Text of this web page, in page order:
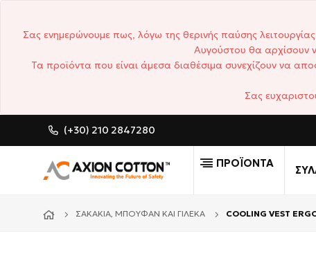
Σας ενημερώνουμε πως, λόγω της θερινής παύσης
Αυγούστου θα αρχίσουν
Τα προϊόντα που είναι άμεσα διαθέσιμα συνεχίζουν να
Σας
(+30) 210 2847280 CUSTOM MADE
ΠΡΟΪΟΝΤΑ
ΣΑΚΆΚΙΑ, ΜΠΟΥΦΆΝ ΚΑΙ ΓΙΛΈΚΑ COOLING VEST